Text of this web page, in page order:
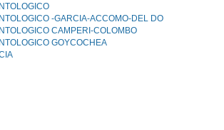
-GARCIA-ACCOMO-DEL DO
CAMPERI-COLOMBO
GOYCOCHEA